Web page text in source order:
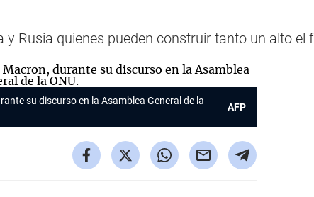
Rusia quienes pueden construir tanto un alto el
su discurso en la Asamblea General de la
AFP